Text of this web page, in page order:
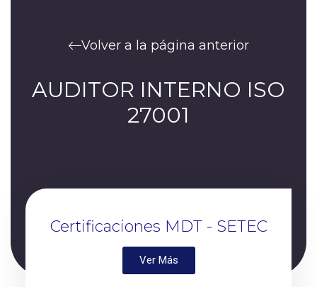
Volver a la página anterior
AUDITOR INTERNO ISO
27001
Certificaciones MDT - SETEC
Ver Más